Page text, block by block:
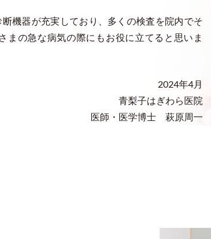
機器が充実しており、多くの検査を院内でそ
まの急な病気の際にもお役に立てると思いま
2024年4月
青梨子はぎわら医院
医師・医学博士 萩原周一